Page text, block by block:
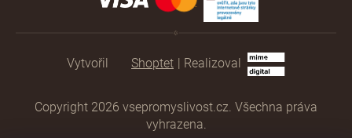
Shoptet | Realizoval
Copyright 2026 vsepromyslivost.cz . Všechna práva
vyhrazena.